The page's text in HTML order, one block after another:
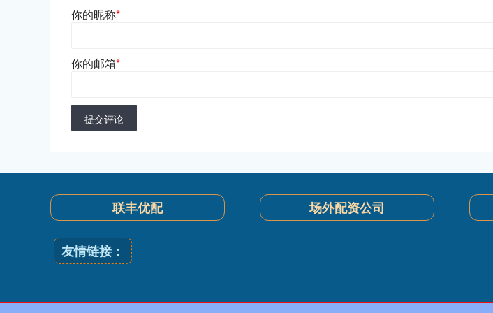
你的昵称*
你的邮箱*
提交评论
联丰优配 场外配资公司
友情链接：